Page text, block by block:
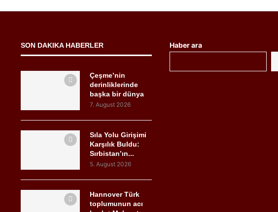
SON DAKIKA HABERLER
Çeşme’nin
derinliklerinde
başka bir dünya
7. August 2026
Sıla Yolu Girişimi
Karşılık Buldu:
Sırbistan’ın...
5. August 2026
Hannover Türk
toplumunun acı
Haber ara